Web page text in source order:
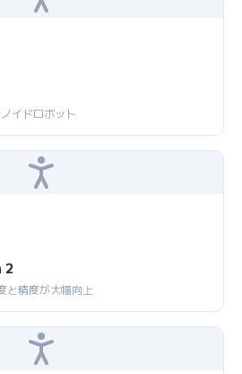
イドロボット
2
と精度が大幅向上